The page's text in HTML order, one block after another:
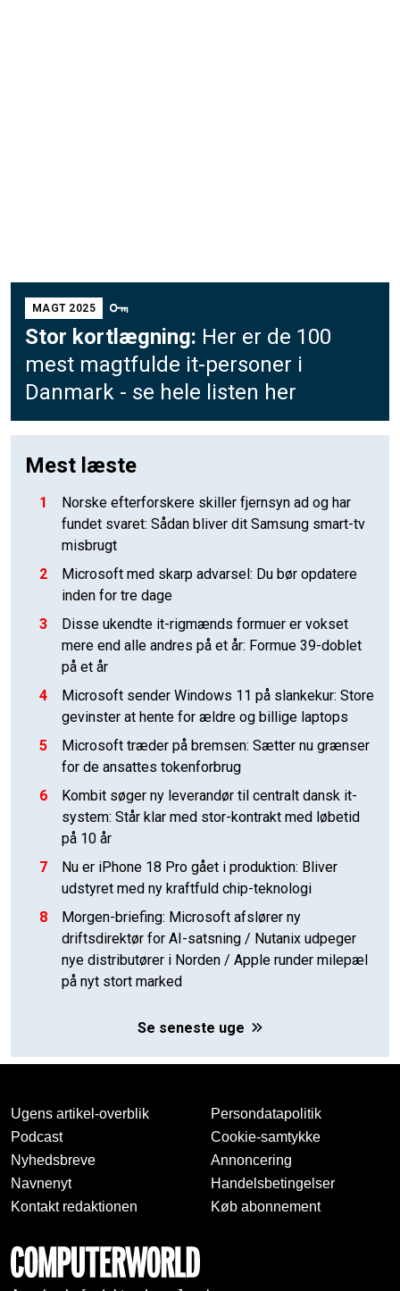
MAGT 2025
Stor kortlægning: Her er de 100
mest magtfulde it-personer i
Danmark - se hele listen her
Mest læste
1
Norske efterforskere skiller fjernsyn ad og har
fundet svaret: Sådan bliver dit Samsung smart-tv
misbrugt
2
Microsoft med skarp advarsel: Du bør opdatere
inden for tre dage
3
Disse ukendte it-rigmænds formuer er vokset
mere end alle andres på et år: Formue 39-doblet
på et år
4
Microsoft sender Windows 11 på slankekur: Store
gevinster at hente for ældre og billige laptops
5
Microsoft træder på bremsen: Sætter nu grænser
for de ansattes tokenforbrug
6
Kombit søger ny leverandør til centralt dansk it-
system: Står klar med stor-kontrakt med løbetid
på 10 år
7
Nu er iPhone 18 Pro gået i produktion: Bliver
udstyret med ny kraftfuld chip-teknologi
8
Morgen-briefing: Microsoft afslører ny
driftsdirektør for AI-satsning / Nutanix udpeger
nye distributører i Norden / Apple runder milepæl
på nyt stort marked
Se seneste uge
Ugens artikel-overblik
Podcast
Nyhedsbreve
Navnenyt
Kontakt redaktionen
Persondatapolitik
Cookie-samtykke
Annoncering
Handelsbetingelser
Køb abonnement